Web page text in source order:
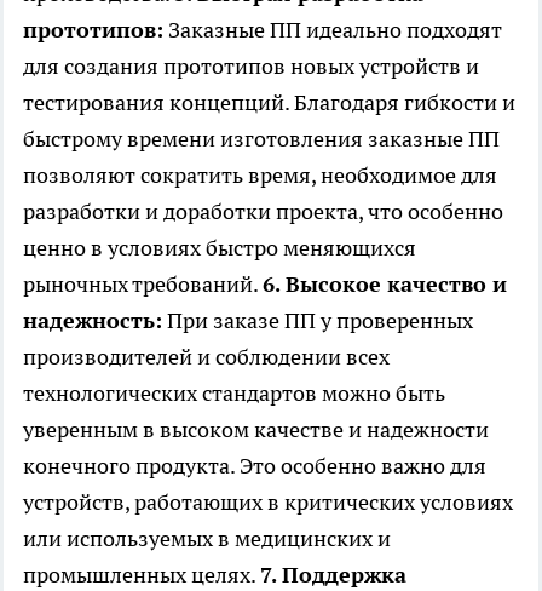
прототипов: Заказные ПП идеально подходят
для создания прототипов новых устройств и
тестирования концепций. Благодаря гибкости и
быстрому времени изготовления заказные ПП
позволяют сократить время, необходимое для
разработки и доработки проекта, что особенно
ценно в условиях быстро меняющихся
рыночных требований.6. Высокое качество и
надежность: При заказе ПП у проверенных
производителей и соблюдении всех
технологических стандартов можно быть
уверенным в высоком качестве и надежности
конечного продукта. Это особенно важно для
устройств, работающих в критических условиях
или используемых в медицинских и
промышленных целях. 7. Поддержка